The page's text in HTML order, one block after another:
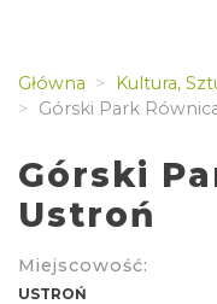
Główna
Kultura,
Górski Park
Górski
Ustroń
Miejscowość:
USTROŃ